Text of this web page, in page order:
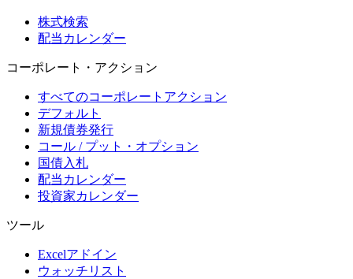
株式検索
配当カレンダー
コーポレート・アクション
すべてのコーポレートアクション
デフォルト
新規債券発行
コール / プット・オプション
国債入札
配当カレンダー
投資家カレンダー
ツール
Excelアドイン
ウォッチリスト